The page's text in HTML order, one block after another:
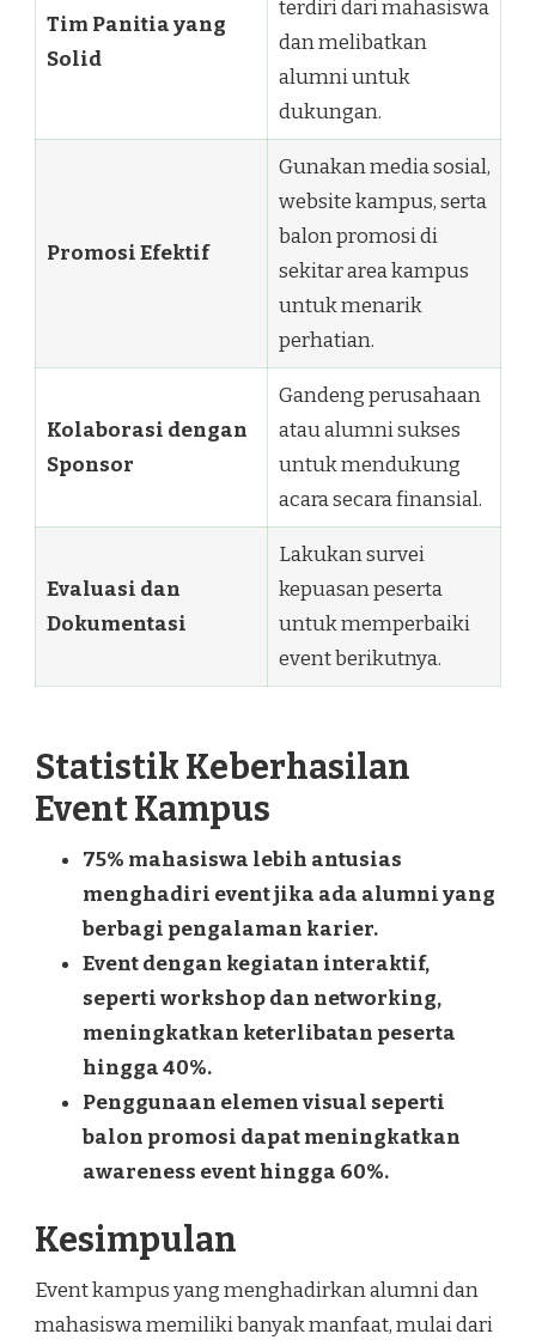
Tim Panitia yang
Solid
terdiri dari mahasiswa
dan melibatkan
alumni untuk
dukungan.
Promosi Efektif
Gunakan media sosial,
website kampus, serta
balon promosi di
sekitar area kampus
untuk menarik
perhatian.
Kolaborasi dengan
Sponsor
Gandeng perusahaan
atau alumni sukses
untuk mendukung
acara secara finansial.
Evaluasi dan
Dokumentasi
Lakukan survei
kepuasan peserta
untuk memperbaiki
event berikutnya.
Statistik Keberhasilan
Event Kampus
75% mahasiswa lebih antusias
menghadiri event jika ada alumni yang
berbagi pengalaman karier.
Event dengan kegiatan interaktif,
seperti workshop dan networking,
meningkatkan keterlibatan peserta
hingga 40%.
Penggunaan elemen visual seperti
balon promosi dapat meningkatkan
awareness event hingga 60%.
Kesimpulan
Event kampus yang menghadirkan alumni dan
mahasiswa memiliki banyak manfaat, mulai dari